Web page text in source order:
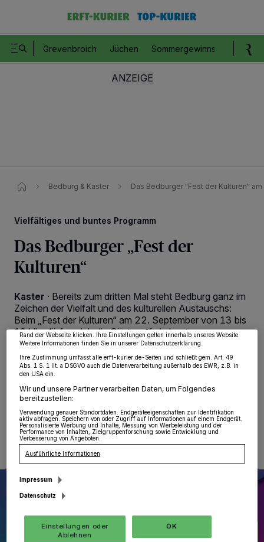
Grevenbroich Jüchen Sommergewinnspiel
Bedburg & Kaster Das Bedburger "Fest der Kulturen"
Vielfältiges und buntes Programm
Das Bedburger „Fest der
Kulturen“
Kaster · Bereits zum dritten Mal steht Bedburg ganz im
Zeichen der Vielfalt und des kulturellen Austauschs:
Beim „Fest der Kulturen“ am 22. September von 13 bis
18 Uhr dürfen sich die Gäste auf ein buntes
Bühnenprogramm und eine kulinarische Reise an
individuell gestalteten Länderpavillons mit
landestypischen Spezialitäten freuen.
18.09.2024 , 08:04 Uhr Eine Minute Lesezeit
Wir und unsere218
Partner verarbeiten Daten, um Ihnen Dienste bereitzustellen“ aufgeführten
Zwecke. Wenn Tracker deaktiviert sind, sind manche Inhalte und Anzeigen
möglicherweise nicht mehr so relevant für Sie. Sie können dieses Menü jederzeit
wieder aufrufen, um Ihre Einstellungen zu ändern oder Ihre Einwilligung zu
widerrufen, indem Sie auf den Link Einstellungen oder Ablehnen am unteren
Rand der Webseite klicken. Ihre Einstellungen gelten innerhalb unseres Website.
Weitere Informationen finden Sie in unserer Datenschutzerklärung.
Ihre Zustimmung umfasst alle erft-kurier.de-Seiten und schließt gem. Art. 49
Abs. 1 S. 1 lit. a DSGVO auch die Datenverarbeitung außerhalb des EWR, z.B. in
den USA ein.
Wir und unsere Partner verarbeiten Daten, um Folgendes
bereitzustellen:
Verwendung genauer Standortdaten. Endgeräteeigenschaften zur Identifikation
aktiv abfragen. Speichern von oder Zugriff auf Informationen auf einem Endgerät.
Personalisierte Werbung und Inhalte, Messung von Werbeleistung und der
Performance von Inhalten, Zielgruppenforschung sowie Entwicklung und
Verbesserung von Angeboten.
Ausführliche Informationen
Impressum
Datenschutz
Einstellungen oder
Ablehnen
OK